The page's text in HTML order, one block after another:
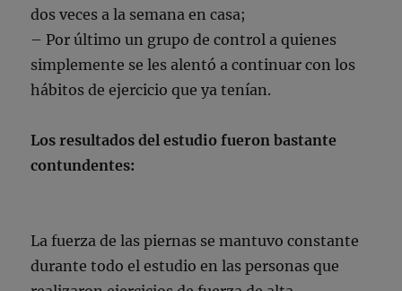
dos veces a la semana en casa;
– Por último un grupo de control a quienes
simplemente se les alentó a continuar con los
hábitos de ejercicio que ya tenían.
Los resultados del estudio fueron bastante
contundentes:
La fuerza de las piernas se mantuvo constante
durante todo el estudio en las personas que